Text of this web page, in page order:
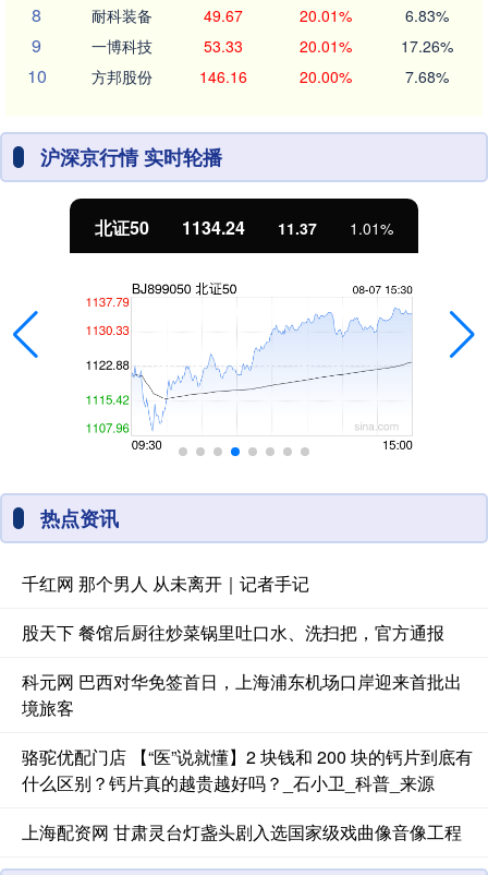
8 耐科装备 49.67 20.01% 6.83%
9 一博科技 53.33 20.01% 17.26%
10 方邦股份 146.16 20.00% 7.68%
沪深京行情 实时轮播
北证50 1134.24 11.37 1.01%
热点资讯
千红网 那个男人 从未离开｜记者手记
股天下 餐馆后厨往炒菜锅里吐口水、洗扫把，官方通报
科元网 巴西对华免签首日，上海浦东机场口岸迎来首批出
境旅客
骆驼优配门店 【“医”说就懂】2 块钱和 200 块的钙片到底有
什么区别？钙片真的越贵越好吗？_石小卫_科普_来源
上海配资网 甘肃灵台灯盏头剧入选国家级戏曲像音像工程